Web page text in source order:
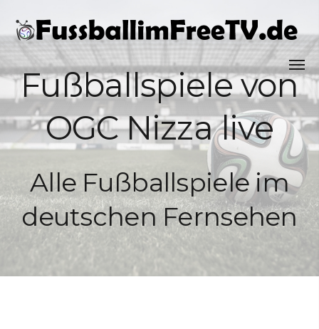
Fußballspiele von
OGC Nizza live
Alle Fußballspiele im
deutschen Fernsehen